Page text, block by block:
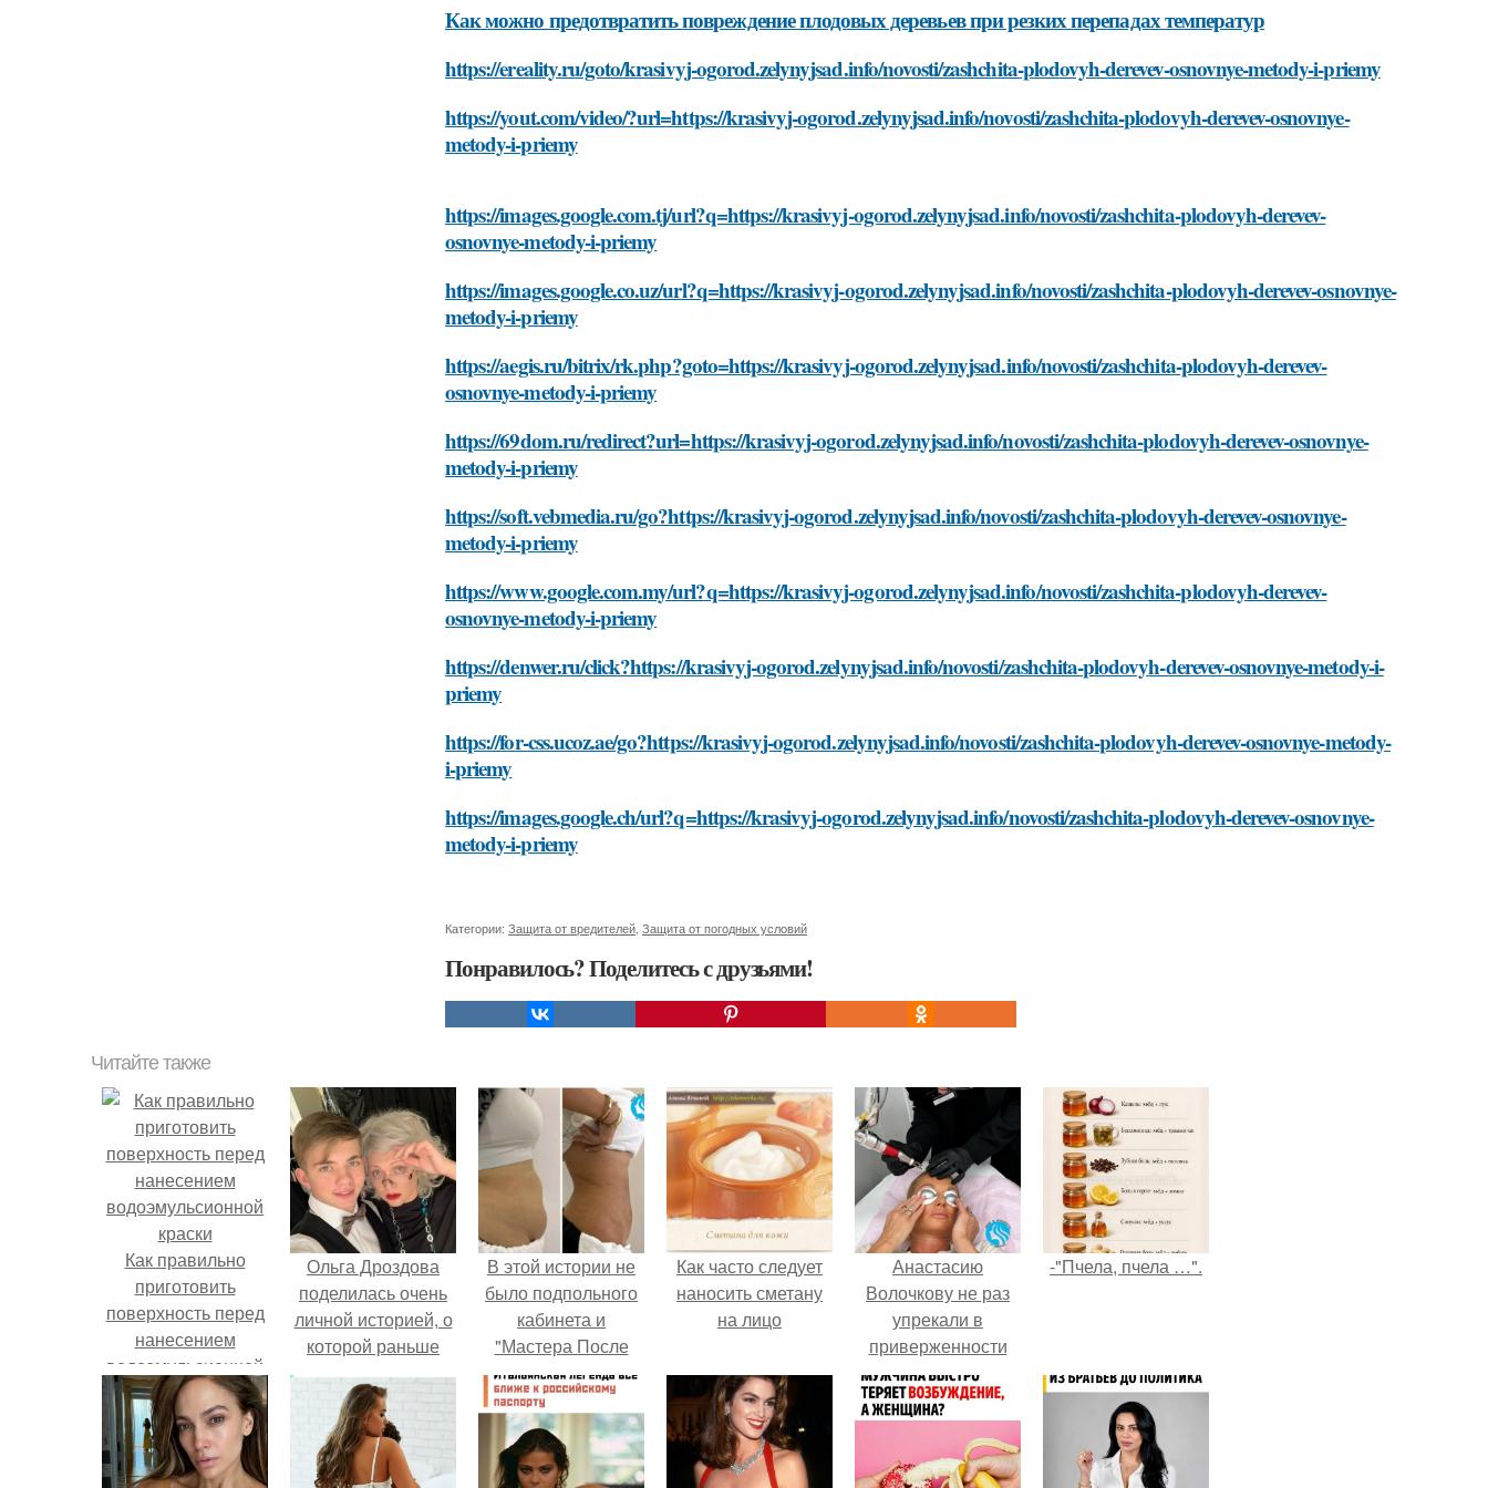
Как можно предотвратить повреждение плодовых деревьев при резких перепадах температур
https://ereality.ru/goto/krasivyj-ogorod.zelynyjsad.info/novosti/zashchita-plodovyh-derevev-osnovnye-metody-i-priemy
https://yout.com/video/?url=https://krasivyj-ogorod.zelynyjsad.info/novosti/zashchita-plodovyh-derevev-osnovnye-
metody-i-priemy
https://images.google.com.tj/url?q=https://krasivyj-ogorod.zelynyjsad.info/novosti/zashchita-plodovyh-derevev-
osnovnye-metody-i-priemy
https://images.google.co.uz/url?q=https://krasivyj-ogorod.zelynyjsad.info/novosti/zashchita-plodovyh-derevev-osnovnye-
metody-i-priemy
https://aegis.ru/bitrix/rk.php?goto=https://krasivyj-ogorod.zelynyjsad.info/novosti/zashchita-plodovyh-derevev-
osnovnye-metody-i-priemy
https://69dom.ru/redirect?url=https://krasivyj-ogorod.zelynyjsad.info/novosti/zashchita-plodovyh-derevev-osnovnye-
metody-i-priemy
https://soft.vebmedia.ru/go?https://krasivyj-ogorod.zelynyjsad.info/novosti/zashchita-plodovyh-derevev-osnovnye-
metody-i-priemy
https://www.google.com.my/url?q=https://krasivyj-ogorod.zelynyjsad.info/novosti/zashchita-plodovyh-derevev-
osnovnye-metody-i-priemy
https://denwer.ru/click?https://krasivyj-ogorod.zelynyjsad.info/novosti/zashchita-plodovyh-derevev-osnovnye-metody-i-
priemy
https://for-css.ucoz.ae/go?https://krasivyj-ogorod.zelynyjsad.info/novosti/zashchita-plodovyh-derevev-osnovnye-metody-
i-priemy
https://images.google.ch/url?q=https://krasivyj-ogorod.zelynyjsad.info/novosti/zashchita-plodovyh-derevev-osnovnye-
metody-i-priemy
Категории: Защита от вредителей Защита от погодных условий
Понравилось? Поделитесь с друзьями!
Читайте также
Как правильно
приготовить
поверхность перед
нанесением
водоэмульсионной
краски
Ольга Дроздова
поделилась очень
личной историей, о
которой раньше
почти не говорила.
В этой истории не
было подпольного
кабинета и
"Мастера После
Двухнедельных
Курсов".
Как часто следует
наносить сметану
на лицо
Анастасию
Волочкову не раз
упрекали в
приверженности
устаревшим бьюти -
процедурам.
-"Пчела, пчела …".